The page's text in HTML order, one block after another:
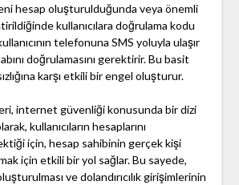
hesap oluşturulduğunda veya önemli
kullanıcılara doğrulama kodu
telefonuna SMS yoluyla ulaşır
doğrulamasını gerektirir. Bu basit
karşı etkili bir engel oluşturur.
internet güvenliği konusunda bir dizi
kullanıcıların hesaplarını
için, hesap sahibinin gerçek kişi
için etkili bir yol sağlar. Bu sayede,
ve dolandırıcılık girişimlerinin